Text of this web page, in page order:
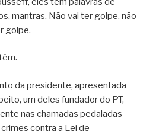
mantras. Não vai ter golpe, não
golpe.
da presidente, apresentada
um deles fundador do PT,
nas chamadas pedaladas
contra a Lei de